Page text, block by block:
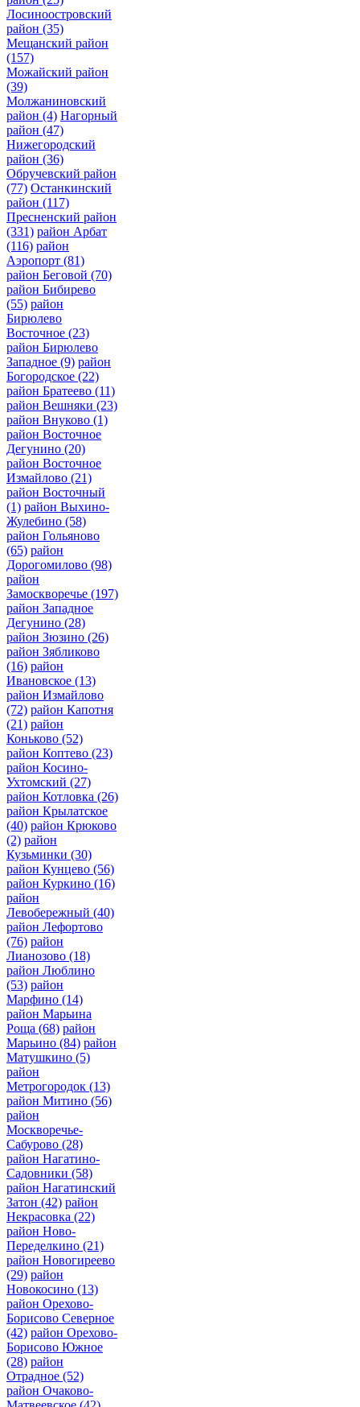
Лосиноостровский
район (35)
Мещанский район
(157)
Можайский район
(39)
Молжаниновский
район (4) Нагорный
район (47)
Нижегородский
район (36)
Обручевский район
(77) Останкинский
район (117)
Пресненский район
(331) район Арбат
(116) район
Аэропорт (81)
район Беговой (70)
район Бибирево
(55) район
Бирюлево
Восточное (23)
район Бирюлево
Западное (9) район
Богородское (22)
район Братеево (11)
район Вешняки (23)
район Внуково (1)
район Восточное
Дегунино (20)
район Восточное
Измайлово (21)
район Восточный
(1) район Выхино-
Жулебино (58)
район Гольяново
(65) район
Дорогомилово (98)
район
Замоскворечье (197)
район Западное
Дегунино (28)
район Зюзино (26)
район Зябликово
(16) район
Ивановское (13)
район Измайлово
(72) район Капотня
(21) район
Коньково (52)
район Коптево (23)
район Косино-
Ухтомский (27)
район Котловка (26)
район Крылатское
(40) район Крюково
(2) район
Кузьминки (30)
район Кунцево (56)
район Куркино (16)
район
Левобережный (40)
район Лефортово
(76) район
Лианозово (18)
район Люблино
(53) район
Марфино (14)
район Марьина
Роща (68) район
Марьино (84) район
Матушкино (5)
район
Метрогородок (13)
район Митино (56)
район
Москворечье-
Сабурово (28)
район Нагатино-
Садовники (58)
район Нагатинский
Затон (42) район
Некрасовка (22)
район Ново-
Переделкино (21)
район Новогиреево
(29) район
Новокосино (13)
район Орехово-
Борисово Северное
(42) район Орехово-
Борисово Южное
(28) район
Отрадное (52)
район Очаково-